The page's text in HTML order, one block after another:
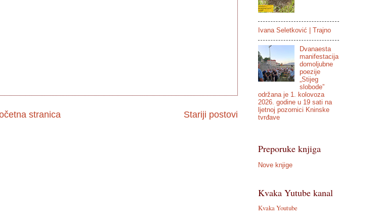
Stariji postovi
stranica
Ivana Seletković | Trajno
Dvanaesta
manifestacija
domoljubne
poezije
„Stijeg
slobode”
održana je 1. kolovoza
2026. godine u 19 sati na
ljetnoj pozornici Kninske
tvrđave
Preporuke knjiga
Nove knjige
Kvaka Yutube kanal
Kvaka Youtube